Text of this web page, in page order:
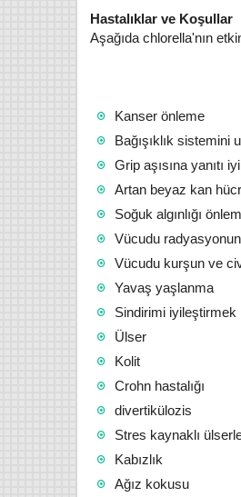
Hastalıklar ve Koşullar
Aşağıda chlorella'nın
Kanser önleme
Bağışıklık sistemini
Grip aşısına yanıtı
Artan beyaz kan
Soğuk algınlığı
Vücudu
Vücudu kurşun ve
Yavaş yaşlanma
Sindirimi iyileştirmek
Ülser
Kolit
Crohn hastalığı
divertikülozis
Stres kaynaklı
Kabızlık
Ağız kokusu